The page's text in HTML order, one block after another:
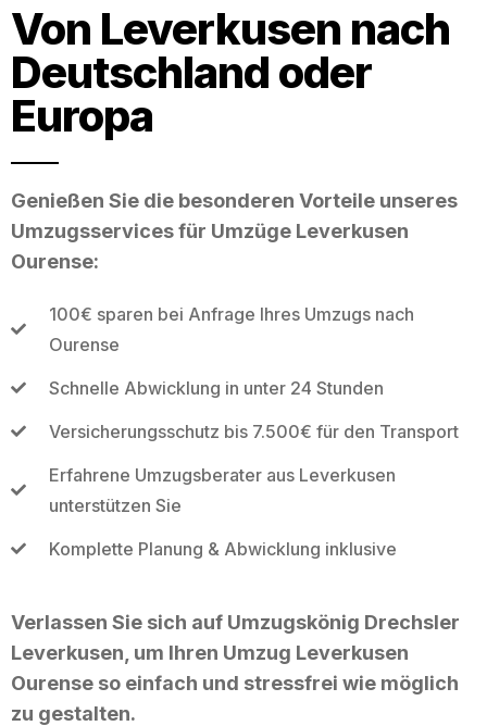
Von Leverkusen nach
Deutschland oder
Europa
Genießen Sie die besonderen Vorteile unseres
Umzugsservices für Umzüge Leverkusen
Ourense:
100€ sparen bei Anfrage Ihres Umzugs nach
Ourense
Schnelle Abwicklung in unter 24 Stunden
Versicherungsschutz bis 7.500€ für den Transport
Erfahrene Umzugsberater aus Leverkusen
unterstützen Sie
Komplette Planung & Abwicklung inklusive
Verlassen Sie sich auf Umzugskönig Drechsler
Leverkusen, um Ihren Umzug Leverkusen
Ourense so einfach und stressfrei wie möglich
zu gestalten.